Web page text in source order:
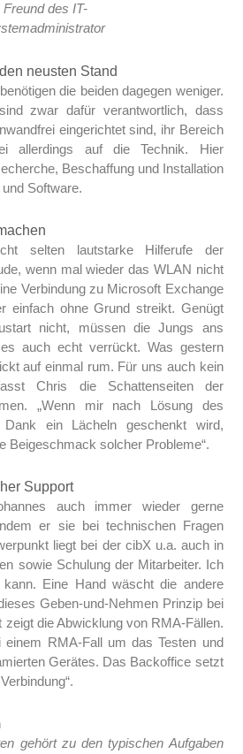
Freund des IT-
neusten Stand
die beiden dagegen weniger.
zwar dafür verantwortlich, dass
eingerichtet sind, ihr Bereich
allerdings auf die Technik. Hier
Beschaffung und Installation
Software.
selten lautstarke Hilferufe der
wenn mal wieder das WLAN nicht
Verbindung zu Microsoft Exchange
einfach ohne Grund streikt. Genügt
nicht, müssen die Jungs ans
auch echt verrückt. Was gestern
auf einmal rum. Für uns auch kein
Chris die Schattenseiten der
„Wenn mir nach Lösung des
ein Lächeln geschenkt wird,
Beigeschmack solcher Probleme“.
Support
auch immer wieder gerne
er sie bei technischen Fragen
liegt bei der cibX u.a. auch in
sowie Schulung der Mitarbeiter. Ich
Eine Hand wäscht die andere
Geben-und-Nehmen Prinzip bei
zeigt die Abwicklung von RMA-Fällen.
einem RMA-Fall um das Testen und
Gerätes. Das Backoffice setzt
gehört zu den typischen Aufgaben